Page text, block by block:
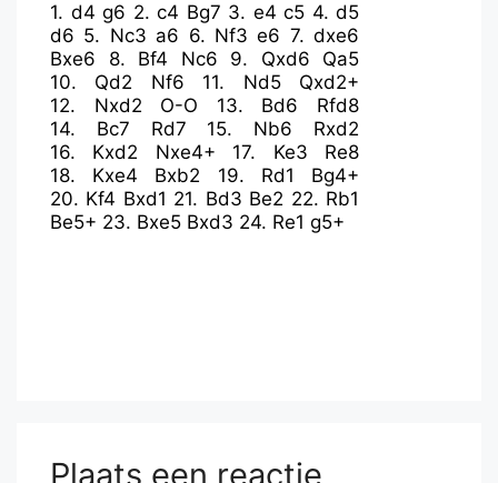
1. d4 g6 2. c4 Bg7 3. e4 c5 4. d5
d6 5. Nc3 a6 6. Nf3 e6 7. dxe6
Bxe6
8. Bf4 Nc6 9. Qxd6
Qa5
10. Qd2 Nf6 11. Nd5
Qxd2+
12. Nxd2 O-O 13. Bd6
Rfd8
14. Bc7 Rd7 15. Nb6
Rxd2
16. Kxd2 Nxe4+ 17. Ke3
Re8
18. Kxe4 Bxb2 19. Rd1
Bg4+
20. Kf4 Bxd1 21. Bd3 Be2 22. Rb1
Be5+ 23. Bxe5 Bxd3 24. Re1 g5+
Plaats een reactie